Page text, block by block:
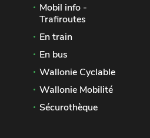
Mobil info -
Trafiroutes
En train
En bus
Wallonie Cyclable
Wallonie Mobilité
Sécurothèque